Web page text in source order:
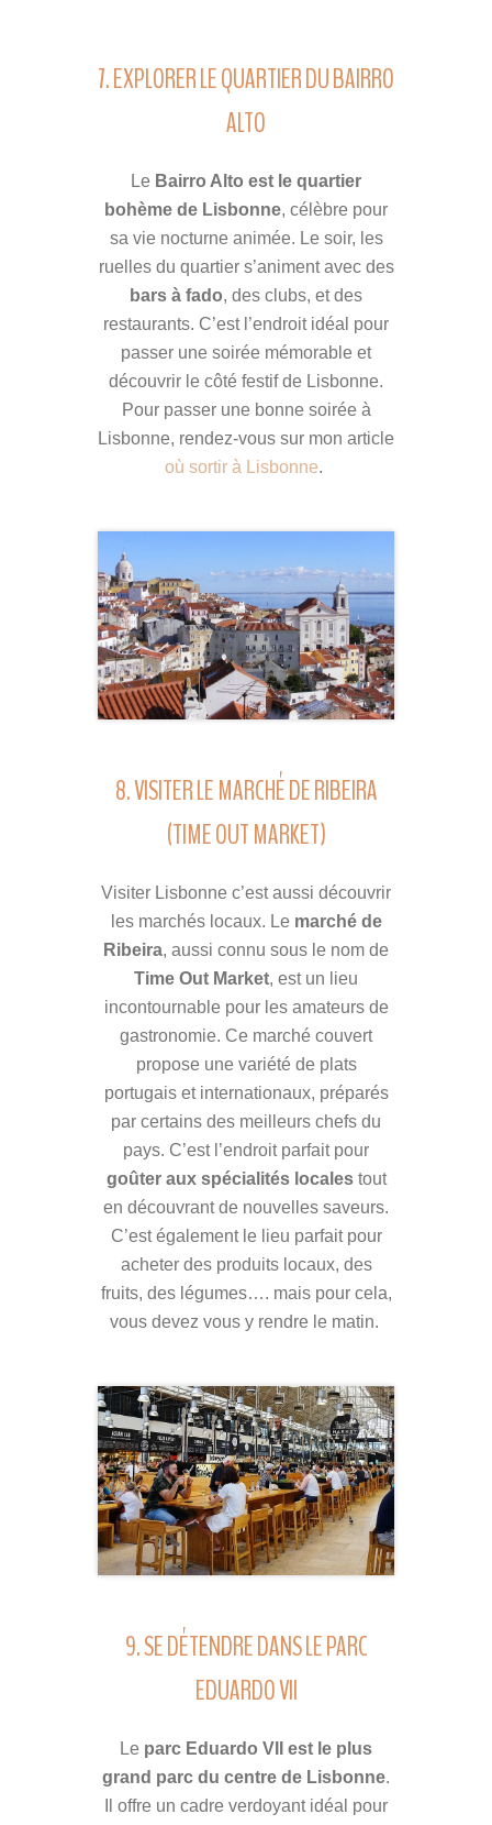
7. EXPLORER LE QUARTIER DU BAIRRO
ALTO
Le Bairro Alto est le quartier
bohème de Lisbonne, célèbre pour
sa vie nocturne animée. Le soir, les
ruelles du quartier s’animent avec des
bars à fado, des clubs, et des
restaurants. C’est l’endroit idéal pour
passer une soirée mémorable et
découvrir le côté festif de Lisbonne.
Pour passer une bonne soirée à
Lisbonne, rendez-vous sur mon article
où sortir à Lisbonne.
8. VISITER LE MARCHÉ DE RIBEIRA
(TIME OUT MARKET)
Visiter Lisbonne c’est aussi découvrir
les marchés locaux. Le marché de
Ribeira, aussi connu sous le nom de
Time Out Market, est un lieu
incontournable pour les amateurs de
gastronomie. Ce marché couvert
propose une variété de plats
portugais et internationaux, préparés
par certains des meilleurs chefs du
pays. C’est l’endroit parfait pour
goûter aux spécialités localestout
en découvrant de nouvelles saveurs.
C’est également le lieu parfait pour
acheter des produits locaux, des
fruits, des légumes…. mais pour cela,
vous devez vous y rendre le matin.
9. SE DÉTENDRE DANS LE PARC
EDUARDO VII
Le parc Eduardo VII est le plus
grand parc du centre de Lisbonne.
Il offre un cadre verdoyant idéal pour